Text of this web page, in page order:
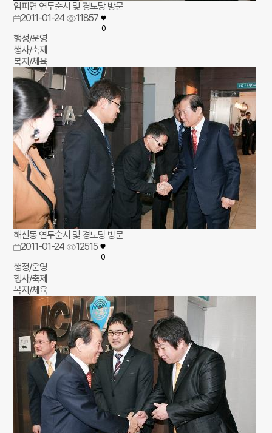
임피면 연두순시 및 경노당 방문
2011-01-24
11857
0
행정/운영
행사/축제
복지/체육
해신동 연두순시 및 경노당 방문
2011-01-24
12515
0
행정/운영
행사/축제
복지/체육